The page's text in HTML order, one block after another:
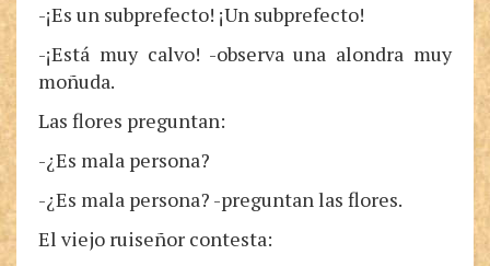
-¡Es un subprefecto! ¡Un subprefecto!
-¡Está muy calvo! -observa una alondra muy
moñuda.
Las flores preguntan:
-¿Es mala persona?
-¿Es mala persona? -preguntan las flores.
El viejo ruiseñor contesta: